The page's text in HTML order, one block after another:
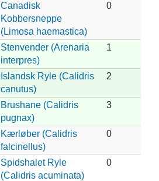
Canadisk
Kobbersneppe
(Limosa haemastica)
0
Stenvender (Arenaria
interpres)
1
Islandsk Ryle (Calidris
canutus)
2
Brushane (Calidris
pugnax)
3
Kærløber (Calidris
falcinellus)
0
Spidshalet Ryle
(Calidris acuminata)
0